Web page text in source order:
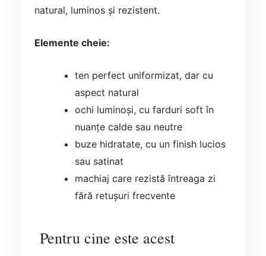
natural, luminos și rezistent.
Elemente cheie:
ten perfect uniformizat, dar cu
aspect natural
ochi luminoși, cu farduri soft în
nuanțe calde sau neutre
buze hidratate, cu un finish lucios
sau satinat
machiaj care rezistă întreaga zi
fără retușuri frecvente
Pentru cine este acest